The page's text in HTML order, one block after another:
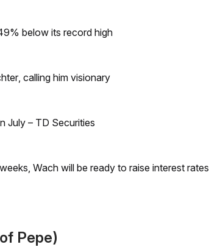
below its record high
calling him visionary
July – TD Securities
Wach will be ready to raise interest rates
Pepe)